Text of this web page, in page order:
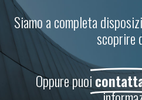
Siamo a completa
scoprire
Oppure puoi